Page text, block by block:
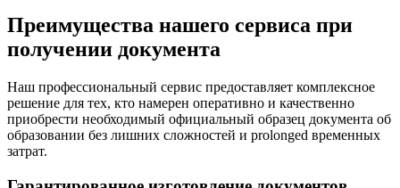
Преимущества нашего сервиса при
получении документа
Наш профессиональный сервис предоставляет комплексное
решение для тех, кто намерен оперативно и качественно
приобрести необходимый официальный образец документа об
образовании без лишних сложностей и prolonged временных
затрат.